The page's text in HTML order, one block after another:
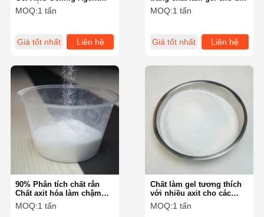
Bột trắng cho dầu và khí
kích thích axit với
MOQ:1 tấn
Giá tốt nhất Liên hệ
và khí giòn giòn giòn
MOQ:1 tấn
Giá tốt nhất Liên hệ
90% Phân tích chất rắn
Chất axit hóa làm chậm
tốc độ phản ứng trong
dầu và khí đốt
MOQ:1 tấn
Chất làm gel tương thích
với nhiều axit cho các
hoạt động phá vỡ axit với
khả năng tương thích tốt
MOQ:1 tấn